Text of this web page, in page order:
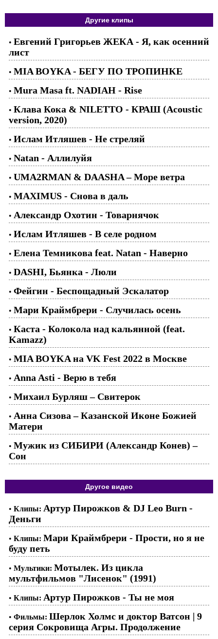
Другие клипы
• Евгений Григорьев ЖЕКА - Я, как осенний
лист
• MIA BOYKA - БЕГУ ПО ТРОПИНКЕ
• Mura Masa ft. NADIAH - Rise
• Клава Кока & NILETTO - КРАШ (Acoustic
version, 2020)
• Ислам Итляшев - Не стреляй
• Natan - Аллилуйя
• UMA2RMAN & DAASHA – Море ветра
• MAXIMUS - Снова в даль
• Александр Охотин - Товарнячок
• Ислам Итляшев - В селе родном
• Елена Темникова feat. Natan - Наверно
• DASHI, Бьянка - Люли
• Фейгин - Беспощадный Эскалатор
• Мари Краймбрери - Случилась осень
• Каста - Колокола над кальянной (feat.
Kamazz)
• MIA BOYKA на VK Fest 2022 в Москве
• Anna Asti - Верю в тебя
• Михаил Бурляш – Свитерок
• Анна Сизова – Казанской Иконе Божией
Матери
• Мужик из СИБИРИ (Александр Конев) –
Сон
Другое видео
• Клипы: Артур Пирожков & DJ Leo Burn -
Деньги
• Клипы: Мари Краймбрери - Прости, но я не
буду петь
• Мультики: Мотылек. Из цикла
мультфильмов "Лисенок" (1991)
• Клипы: Артур Пирожков - Ты не моя
• Фильмы: Шерлок Холмс и доктор Ватсон | 9
серия Сокровища Агры. Продолжение